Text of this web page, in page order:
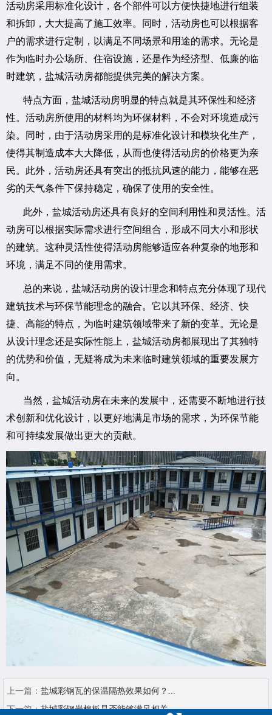
活动房采用标准化设计，各个部件可以方便快捷地进行组装
和拆卸，大大提高了施工效率。同时，活动房也可以根据客
户的需求进行定制，以满足不同场景和用途的需求。无论是
作为临时办公场所、住宿设施，还是作为经济型、低廉的临
时建筑，盐城活动房都能提供完美的解决方案。
特点方面，盐城活动房明显的特点就是其环保性和经济
性。活动房所使用的材料均为环保材料，不会对环境造成污
染。同时，由于活动房采用的是标准化设计和模块化生产，
使得其制造成本大大降低，从而也使得活动房的价格更为亲
民。此外，活动房还具有突出的抵抗风速的能力，能够在恶
劣的天气条件下保持稳定，确保了使用的安全性。
此外，盐城活动房还具有良好的空间利用性和灵活性。活
动房可以根据实际需求进行空间组合，形成不同大小和形状
的建筑。这种灵活性使得活动房能够适应各种复杂的地形和
环境，满足不同的使用需求。
总的来说，盐城活动房的设计理念和特点充分体现了现代
建筑技术与环保节能理念的融合。它以其环保、经济、快
捷、高能的特点，为临时建筑领域带来了新的变革。无论是
从设计理念还是实际性能上，盐城活动房都展现出了其独特
的优势和价值，无疑将成为未来临时建筑领域的重要发展方
向。
当然，盐城活动房在未来的发展中，还需要不断地进行技
术创新和优化设计，以更好地满足市场的需求，为环保节能
和可持续发展做出更大的贡献。
上一篇： 盐城彩钢瓦的保温隔热效果如何？...
下一篇：盐城彩钢岩棉板是否能够满足相关...